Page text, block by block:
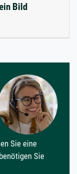
Bild
Sie eine
Sie